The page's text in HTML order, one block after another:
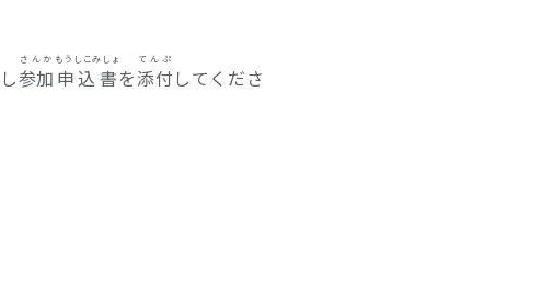
し参加
さんか
申込書
もうしこみしょ
を添付
てんぷ
してくださ